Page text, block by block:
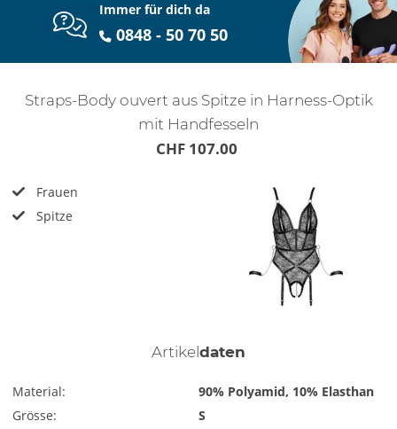
Immer für dich da
0848 - 50 70 50
Straps-Body ouvert aus Spitze in Harness-Optik
mit Handfesseln
CHF 107.00
Frauen
Spitze
Artikeldaten
Material:
90% Polyamid, 10% Elasthan
Grösse:
S